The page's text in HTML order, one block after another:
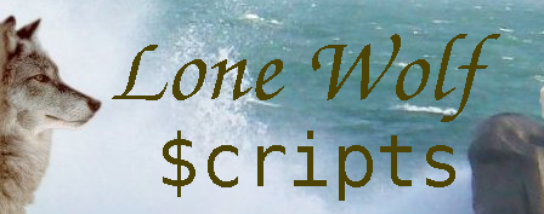
to
content.
Skip
to
navigation